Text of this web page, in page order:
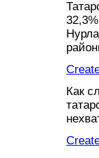
Как